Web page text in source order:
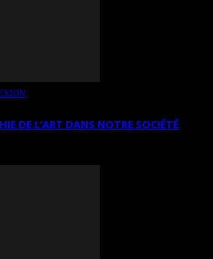
DE L’ART DANS NOTRE SOCIÉTÉ